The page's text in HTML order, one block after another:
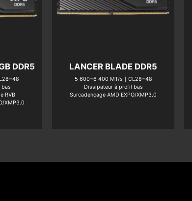
DDR5
bas
RVB
XMP3.0
LANCER BLADE DDR5
5 600~6 400 MT/s｜CL28~48
Dissipateur à profil bas
Surcadençage AMD EXPO/XMP3.0